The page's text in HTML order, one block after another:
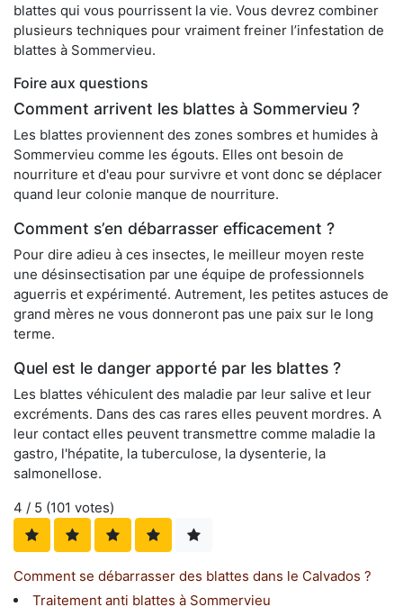
blattes qui vous pourrissent la vie. Vous devrez combiner
plusieurs techniques pour vraiment freiner l’infestation de
blattes à Sommervieu.
Foire aux questions
Comment arrivent les blattes à Sommervieu ?
Les blattes proviennent des zones sombres et humides à
Sommervieu comme les égouts. Elles ont besoin de
nourriture et d'eau pour survivre et vont donc se déplacer
quand leur colonie manque de nourriture.
Comment s’en débarrasser efficacement ?
Pour dire adieu à ces insectes, le meilleur moyen reste
une désinsectisation par une équipe de professionnels
aguerris et expérimenté. Autrement, les petites astuces de
grand mères ne vous donneront pas une paix sur le long
terme.
Quel est le danger apporté par les blattes ?
Les blattes véhiculent des maladie par leur salive et leur
excréments. Dans des cas rares elles peuvent mordres. A
leur contact elles peuvent transmettre comme maladie la
gastro, l'hépatite, la tuberculose, la dysenterie, la
salmonellose.
4 / 5 (101 votes)
Comment se débarrasser des blattes dans le Calvados ?
Traitement anti blattes à Sommervieu